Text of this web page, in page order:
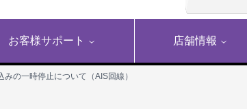
お客様サポート 店舗情報
の一時停止について（AIS回線）